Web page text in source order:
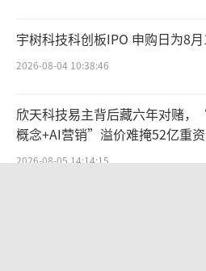
在业内人士看来，
核心，价格低于始祖鸟、
大众户外市场的空白。
近，但更强调功能性与耐
e防水透湿薄膜技术曾引
品牌的“安踏膜”形成互
徒步、骑行、露营等轻
宇树科技科创板IPO 申购日为8
2026-08-04 10:38:46
欣天科技易主背后藏六年对赌，
概念+AI营销”溢价难掩52亿重
验
2026-08-05 14:14:15